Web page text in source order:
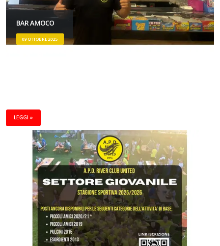
BAR AMOCO
09 OTTOBRE 2025
LEGGI »